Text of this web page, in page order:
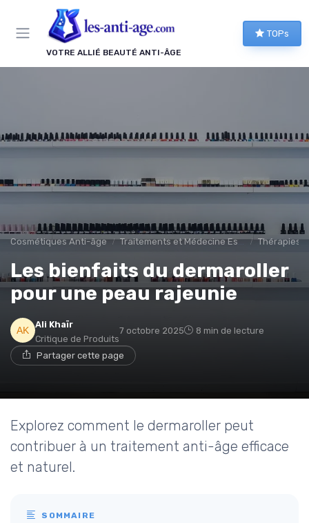
VOTRE ALLIÉ BEAUTÉ ANTI-ÂGE
TOPs
Cosmétiques Anti-âge Traitements et Médecine Esthétique Thérapies
Les bienfaits du dermaroller
pour une peau rajeunie
Ali Khaïr
Critique de Produits
7 octobre 2025 8 min de lecture
Partager cette page
Explorez comment le dermaroller peut
contribuer à un traitement anti-âge efficace
et naturel.
SOMMAIRE
Panneau de gestion des cookies